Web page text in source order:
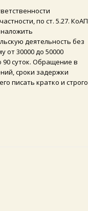
по ст. 5.27. КоАП
деятельность без
от 30000 до 50000
90 суток. Обращение в
сроки задержки
писать кратко и строго